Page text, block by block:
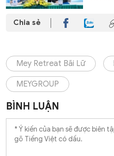
Chia sẻ
Mey Retreat Bãi Lữ
MEYGROUP
BÌNH LUẬN